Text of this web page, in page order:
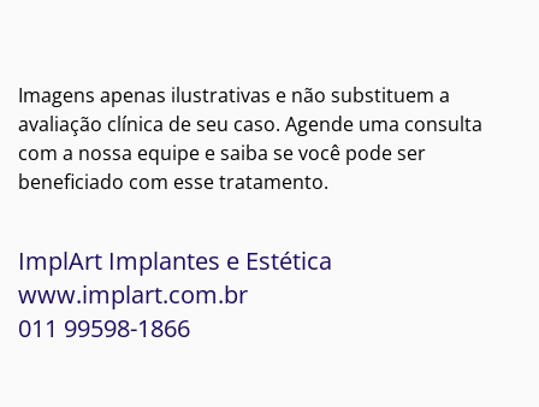
Imagens apenas ilustrativas e não substituem a
avaliação clínica de seu caso. Agende uma consulta
com a nossa equipe e saiba se você pode ser
beneficiado com esse tratamento.
ImplArt Implantes e Estética
www.implart.com.br
011 99598-1866